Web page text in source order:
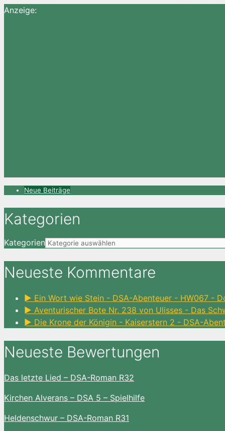
Anzeige:
Neue Beiträge
Kategorien
Kategorien
Neueste Kommentare
► Ein Wort wie Stein - DSA-Abenteuer - HW067 -
► Aventurischer Bote Nr. 238 von Ulisses - Das
► Die Krone der Königin - Kaiserstern 2 - DSA-
Neueste Bewertungen
Das letzte Lied – DSA-Roman R32
Kirchen Alverans – DSA 5 – Spielhilfe
Heldenschwur – DSA-Roman R31